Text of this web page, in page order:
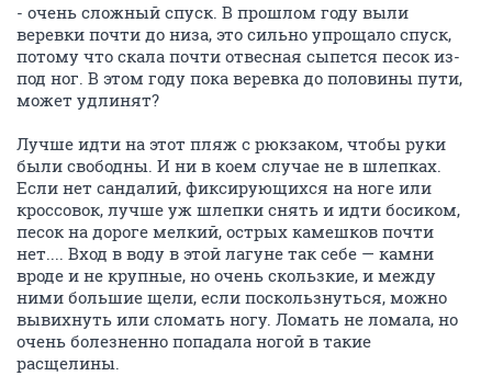
- очень сложный спуск. В прошлом году выли
веревки почти до низа, это сильно упрощало спуск,
потому что скала почти отвесная сыпется песок из-
под ног. В этом году пока веревка до половины пути,
может удлинят?
Лучше идти на этот пляж с рюкзаком, чтобы руки
были свободны. И ни в коем случае не в шлепках.
Если нет сандалий, фиксирующихся на ноге или
кроссовок, лучше уж шлепки снять и идти босиком,
песок на дороге мелкий, острых камешков почти
нет.... Вход в воду в этой лагуне так себе — камни
вроде и не крупные, но очень скользкие, и между
ними большие щели, если поскользнуться, можно
вывихнуть или сломать ногу. Ломать не ломала, но
очень болезненно попадала ногой в такие
расщелины.